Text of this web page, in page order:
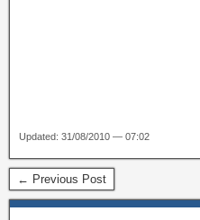
Updated: 31/08/2010 — 07:02
← Previous Post